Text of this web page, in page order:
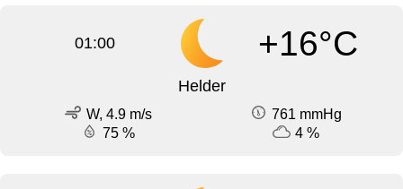
01:00 +16°C
Helder
W, 4.9 m/s
761 mmHg
75 %
4 %